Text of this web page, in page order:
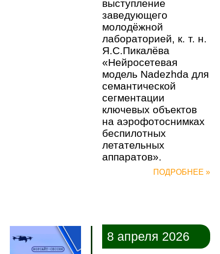
выступление
заведующего
молодёжной
лабораторией, к. т. н.
Я.С.Пикалёва
«Нейросетевая
модель Nadezhda для
семантической
сегментации
ключевых объектов
на аэрофотоснимках
беспилотных
летательных
аппаратов».
ПОДРОБНЕЕ »
8 апреля 2026